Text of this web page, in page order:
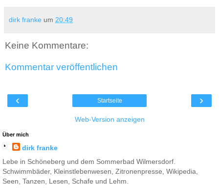
dirk franke um 20:49
Keine Kommentare:
Kommentar veröffentlichen
‹ ›
Startseite
Web-Version anzeigen
Über mich
dirk franke
Lebe in Schöneberg und dem Sommerbad Wilmersdorf.
Schwimmbäder, Kleinstlebenwesen, Zitronenpresse, Wikipedia,
Seen, Tanzen, Lesen, Schafe und Lehm.